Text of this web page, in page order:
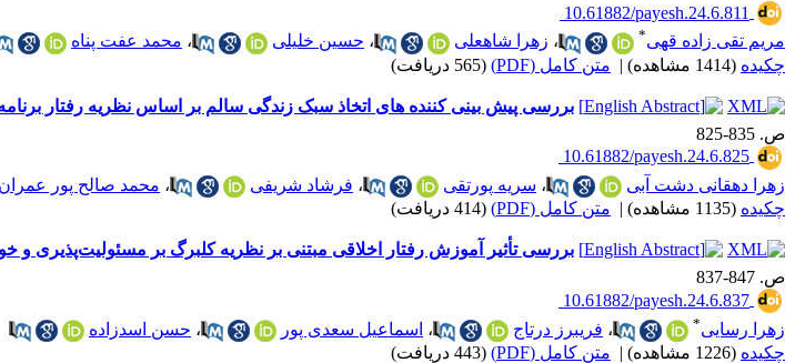
‎ 10.61882/payesh.24.6.811
مریم تقی زاده قهی* ، زهرا شاهعلی ، حسین خلیلی ، محمد عفت پناه
چکیده (1414 مشاهده) | متن کامل (PDF) (565 دریافت)
بررسی پیش بینی کننده های اتخاذ سبک زندگی سالم بر اساس نظریه رفتار
ص. 835-825
‎ 10.61882/payesh.24.6.825
زهرا دهقانی دشت آبی
، سریه پورتقی ، فرشاد شریفی ، محمد صالح پور عمران
چکیده (1135 مشاهده) | متن کامل (PDF) (414 دریافت)
بررسی تأثیر آموزش رفتار اخلاقی مبتنی بر نظریه کلبرگ بر مسئولیت‌پذیری و
ص. 847-837
‎ 10.61882/payesh.24.6.837
زهرا رسایی* ، فریبرز درتاج ، اسماعیل سعدی پور ، حسن اسدزاده
چکیده (1226 مشاهده) | متن کامل (PDF) (443 دریافت)